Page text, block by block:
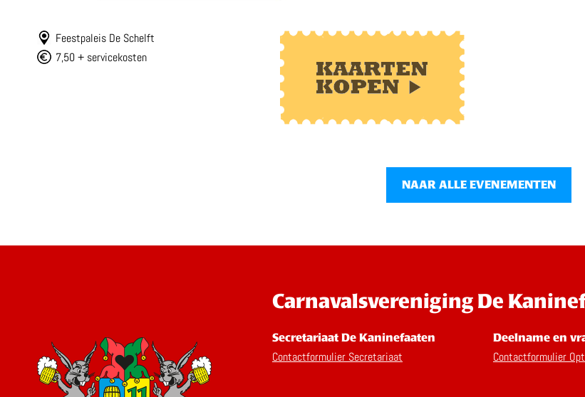
Feestpaleis De Schelft
7,50 + servicekosten
NAAR ALLE EVENEMENTEN
Carnavalsvereniging De
Secretariaat De Kaninefaaten
Contactformulier Secretariaat
Deelname en
Contactformulier